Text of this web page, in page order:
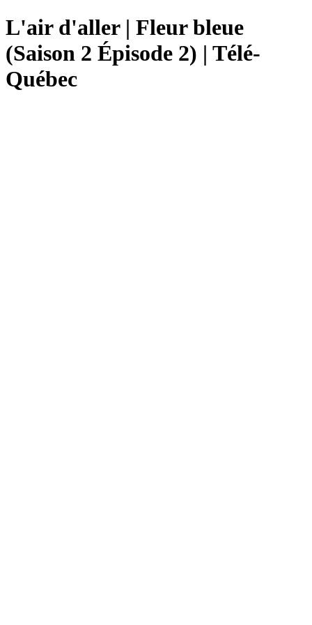
L'air d'aller | Fleur bleue
(Saison 2 Épisode 2) | Télé-
Québec